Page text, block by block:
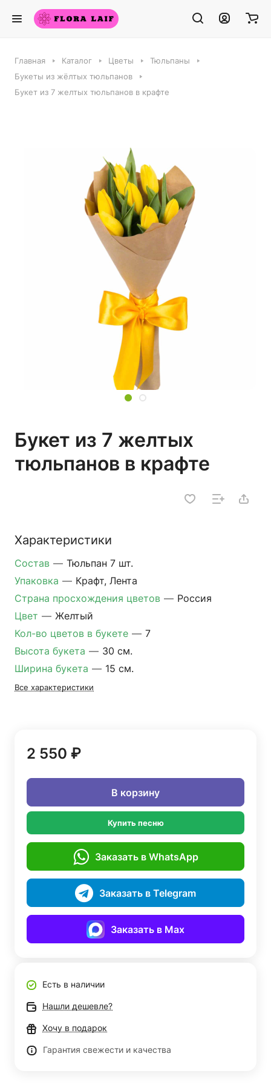
Главная Каталог Цветы
Тюльпаны
Букеты из жёлтых тюльпанов
Букет из 7 желтых тюльпанов в крафте
Букет из 7 желтых
тюльпанов в крафте
Характеристики
Состав — Тюльпан 7 шт.
Упаковка — Крафт, Лента
Страна просхождения цветов — Россия
Цвет — Желтый
Кол-во цветов в букете — 7
Высота букета — 30 см.
Ширина букета — 15 см.
Все характеристики
2 550 ₽
В корзину
Купить песню
Заказать в WhatsApp
Заказать в Telegram
Заказать в Max
Есть в наличии
Нашли дешевле?
Хочу в подарок
Гарантия свежести и качества